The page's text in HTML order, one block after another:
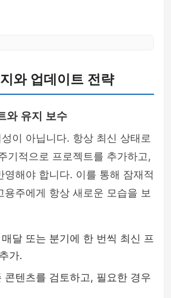
와 업데이트 전략
와 유지 보수
이 아닙니다. 항상 최신 상태로
기적으로 프로젝트를 추가하고,
영해야 합니다. 이를 통해 잠재적
용주에게 항상 새로운 모습을 보
매달 또는 분기에 한 번씩 최신 프
가.
콘텐츠를 검토하고, 필요한 경우